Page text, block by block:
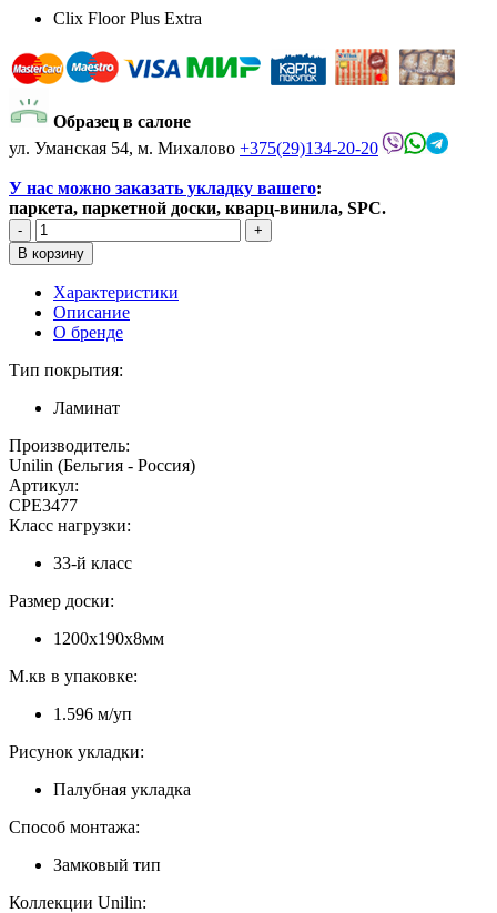
Clix Floor Plus Extra
Образец в салоне
ул. Уманская 54, м. Михалово +375(29)134-20-20
У нас можно заказать укладку вашего:
паркета, паркетной доски, кварц-винила, SPC.
Характеристики
Описание
О бренде
Тип покрытия:
Ламинат
Производитель:
Unilin (Бельгия - Россия)
Артикул:
CPE3477
Класс нагрузки:
33-й класс
Размер доски:
1200х190х8мм
М.кв в упаковке:
1.596 м/уп
Рисунок укладки:
Палубная укладка
Способ монтажа:
Замковый тип
Коллекции Unilin: